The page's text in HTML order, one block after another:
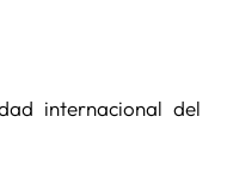
internacional del